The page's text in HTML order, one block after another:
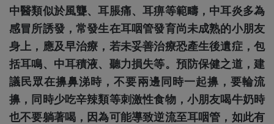
中醫類似於風聾、耳脹痛、耳痹等範疇，中耳炎多為
感冒所誘發，常發生在耳咽管發育尚未成熟的小朋友
身上，應及早治療，若未妥善治療恐產生後遺症，包
括耳鳴、中耳積液、聽力損失等。預防保健之道，建
議民眾在擤鼻涕時，不要兩邊同時一起擤，要輪流
擤，同時少吃辛辣類等刺激性食物，小朋友喝牛奶時
也不要躺著喝，因為可能導致逆流至耳咽管，如此有